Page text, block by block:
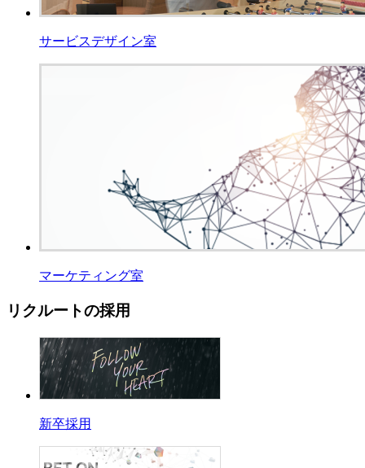
サービスデザイン室
マーケティング室
リクルートの採用
新卒採用